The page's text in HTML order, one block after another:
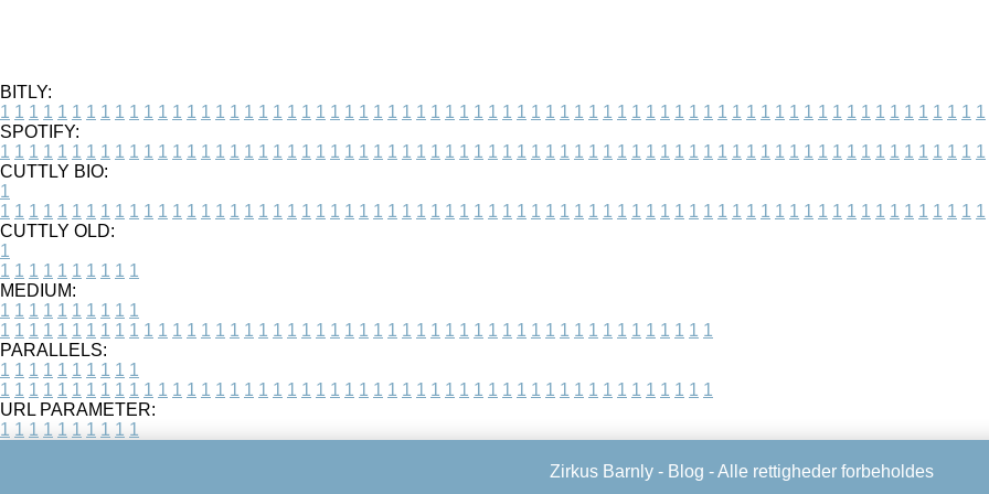
BITLY:
1 1 1 1 1 1 1 1 1 1 1 1 1 1 1 1 1 1 1 1 1 1 1 1 1 1 1 1 1 1 1 1 1 1 1 1 1 1 1 1 1 1 1 1 1 1 1 1 1 1 1 1 1 1 1 1 1 1 1 1 1 1 1 1 1 1 1 1 1
SPOTIFY:
1 1 1 1 1 1 1 1 1 1 1 1 1 1 1 1 1 1 1 1 1 1 1 1 1 1 1 1 1 1 1 1 1 1 1 1 1 1 1 1 1 1 1 1 1 1 1 1 1 1 1 1 1 1 1 1 1 1 1 1 1 1 1 1 1 1 1 1 1
CUTTLY BIO:
1
1 1 1 1 1 1 1 1 1 1 1 1 1 1 1 1 1 1 1 1 1 1 1 1 1 1 1 1 1 1 1 1 1 1 1 1 1 1 1 1 1 1 1 1 1 1 1 1 1 1 1 1 1 1 1 1 1 1 1 1 1 1 1 1 1 1 1 1 1
CUTTLY OLD:
1
1 1 1 1 1 1 1 1 1 1
MEDIUM:
1 1 1 1 1 1 1 1 1 1
1 1 1 1 1 1 1 1 1 1 1 1 1 1 1 1 1 1 1 1 1 1 1 1 1 1 1 1 1 1 1 1 1 1 1 1 1 1 1 1 1 1 1 1 1 1 1 1 1 1
PARALLELS:
1 1 1 1 1 1 1 1 1 1
1 1 1 1 1 1 1 1 1 1 1 1 1 1 1 1 1 1 1 1 1 1 1 1 1 1 1 1 1 1 1 1 1 1 1 1 1 1 1 1 1 1 1 1 1 1 1 1 1 1
URL PARAMETER:
1 1 1 1 1 1 1 1 1 1
Zirkus Barnly - Blog - Alle rettigheder forbeholdes